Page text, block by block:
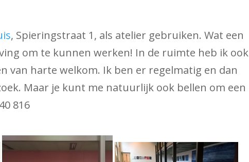
, Spieringstraat 1, als atelier gebruiken. Wat een
om te kunnen werken! In de ruimte heb ik ook
van harte welkom. Ik ben er regelmatig en dan
Maar je kunt me natuurlijk ook bellen om een
816